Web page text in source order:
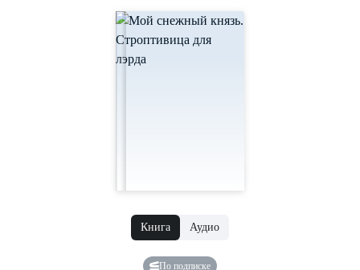
Книга Аудио
По подписке